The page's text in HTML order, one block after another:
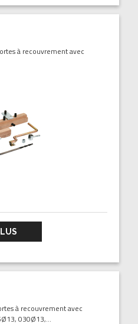
à recouvrement avec
à recouvrement avec
030Ø13,...